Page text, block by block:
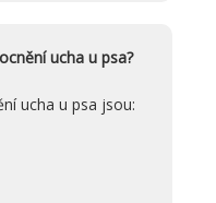
ucha u psa?
ucha u psa jsou: